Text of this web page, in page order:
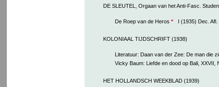
DE SLEUTEL, Orgaan van het Anti-Fasc.
De Roep van de Heros * I (1935) Dec. Afl.
KOLONIAAL TIJDSCHRIFT (1938)
Literatuur: Daan van der Zee: De man die
Vicky Baum: Liefde en dood op Bali, XXVII,
HET HOLLANDSCH WEEKBLAD (1939)